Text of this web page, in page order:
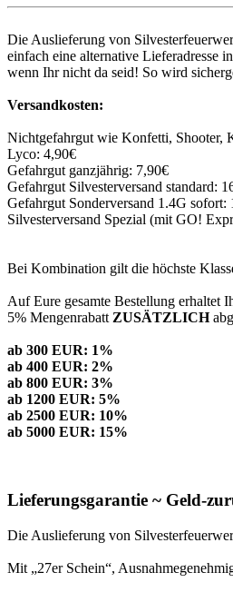
Die Auslieferung von
einfach eine alternative Lieferadresse
wenn Ihr nicht da seid! So wird
Versandkosten:
Nichtgefahrgut wie Konfetti, Shooter,
Lyco: 4,90€
Gefahrgut ganzjährig: 7,90€
Gefahrgut Silvesterversand standard:
Gefahrgut Sonderversand 1.4G sofort:
Silvesterversand Spezial (mit GO!
Bei Kombination gilt die höchste
Auf Eure gesamte Bestellung erhaltet
5% Mengenrabatt ZUSÄTZLICH
ab 300 EUR: 1%
ab 400 EUR: 2%
ab 800 EUR: 3%
ab 1200 EUR: 5%
ab 2500 EUR: 10%
ab 5000 EUR: 15%
Lieferungsgarantie ~ Geld-
Die Auslieferung von
Mit „27er Schein“,